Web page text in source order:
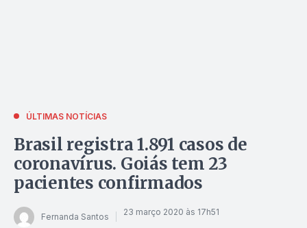
ÚLTIMAS NOTÍCIAS
Brasil registra 1.891 casos de
coronavírus. Goiás tem 23
pacientes confirmados
Fernanda Santos 23 março 2020 às 17h51